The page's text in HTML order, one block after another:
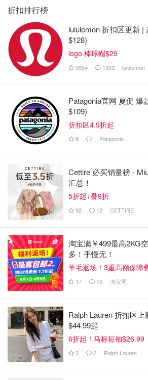
折扣排行榜
lululemon 折扣区更新 |
$128)
logo 棒球帽$29
999+ 1333 lululemon
Patagonia官网 夏促 爆
$109)
折扣区4.9折起
8 Patagonia
Cettire 必买销量榜 -
汇总！
5折起+叠9折
92 12 CETTIRE
淘宝满￥499最高2KG
多！手慢无！
羊毛返场！3重高额保障
17 10 淘宝网
Ralph Lauren 折扣区
$44.99起
6折起！马标短袖$26.99
3 2 Ralph Lauren